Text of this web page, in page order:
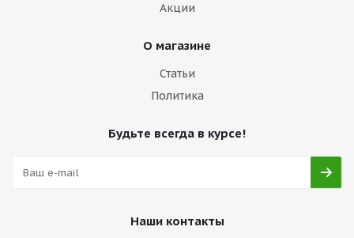
Акции
О магазине
Статьи
Политика
Будьте всегда в курсе!
Наши контакты